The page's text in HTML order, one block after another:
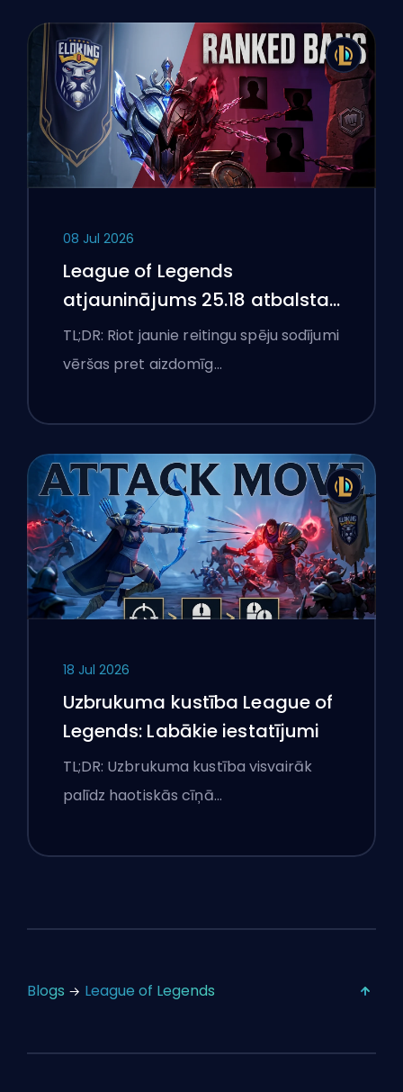
08 Jul 2026
League of Legends
atjauninājums 25.18 atbalsta
aizliegumus un boostēšanas
karogus
TL;DR: Riot jaunie reitingu spēju sodījumi
vēršas pret aizdomīg…
18 Jul 2026
Uzbrukuma kustība League of
Legends: Labākie iestatījumi
TL;DR: Uzbrukuma kustība visvairāk
palīdz haotiskās cīņā…
Blogs League of Legends